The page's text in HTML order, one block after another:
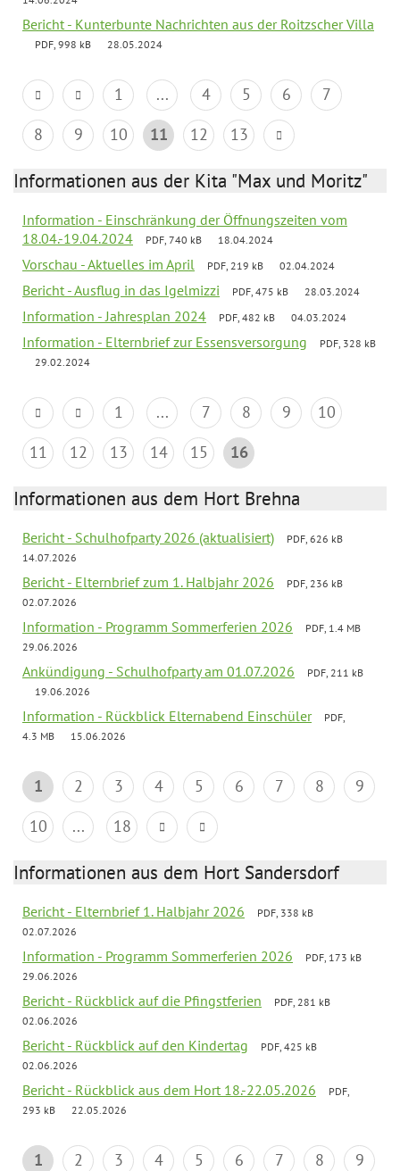
Bericht - Kunterbunte Nachrichten aus der Roitzscher Villa
PDF, 998 kB 28.05.2024
1 ... 4 5 6
7
8
9 10 11 12 13
Informationen aus der Kita "Max und Moritz"
Information - Einschränkung der Öffnungszeiten vom
18.04.-19.04.2024
PDF, 740 kB 18.04.2024
Vorschau - Aktuelles im April PDF, 219 kB 02.04.2024
Bericht - Ausflug in das Igelmizzi PDF, 475 kB 28.03.2024
Information - Jahresplan 2024 PDF, 482 kB 04.03.2024
Information - Elternbrief zur Essensversorgung
PDF, 328 kB
29.02.2024
1 ... 7 8 9
10
11
12 13 14 15 16
Informationen aus dem Hort Brehna
Bericht - Schulhofparty 2026 (aktualisiert)
PDF, 626 kB
14.07.2026
Bericht - Elternbrief zum 1. Halbjahr 2026
PDF, 236 kB
02.07.2026
Information - Programm Sommerferien 2026
PDF, 1.4 MB
29.06.2026
Ankündigung - Schulhofparty am 01.07.2026
PDF, 211 kB
19.06.2026
Information - Rückblick Elternabend Einschüler
PDF,
4.3 MB
15.06.2026
1 2 3 4 5 6 7 8
9
10
... 18
Informationen aus dem Hort Sandersdorf
Bericht - Elternbrief 1. Halbjahr 2026
PDF, 338 kB
02.07.2026
Information - Programm Sommerferien 2026
PDF, 173 kB
29.06.2026
Bericht - Rückblick auf die Pfingstferien
PDF, 281 kB
02.06.2026
Bericht - Rückblick auf den Kindertag
PDF, 425 kB
02.06.2026
Bericht - Rückblick aus dem Hort 18.-22.05.2026
PDF,
293 kB
22.05.2026
1 2 3 4 5 6 7 8
9